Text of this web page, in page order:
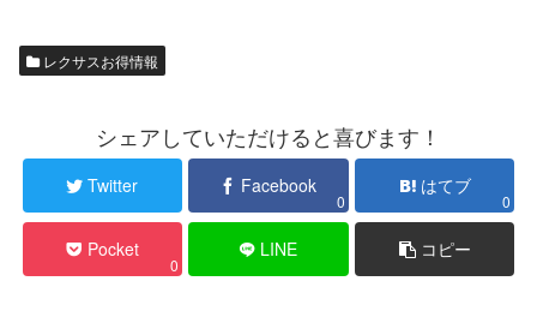
レクサスお得情報
シェアしていただけると喜びます！
Twitter Facebook
0
はてブ
0
Pocket
0
LINE コピー